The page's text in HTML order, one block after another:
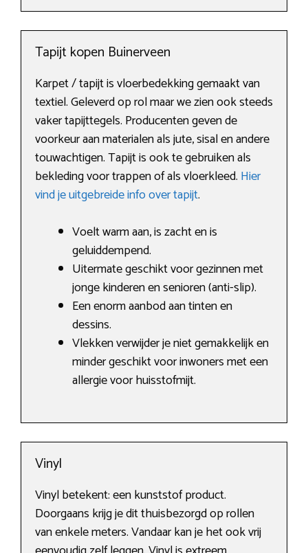
Tapijt kopen Buinerveen
Karpet / tapijt is vloerbedekking gemaakt van
textiel. Geleverd op rol maar we zien ook steeds
vaker tapijttegels. Producenten geven de
voorkeur aan materialen als jute, sisal en andere
touwachtigen. Tapijt is ook te gebruiken als
bekleding voor trappen of als vloerkleed. Hier
vind je uitgebreide info over tapijt.
Voelt warm aan, is zacht en is
geluiddempend.
Uitermate geschikt voor gezinnen met
jonge kinderen en senioren (anti-slip).
Een enorm aanbod aan tinten en
dessins.
Vlekken verwijder je niet gemakkelijk en
minder geschikt voor inwoners met een
allergie voor huisstofmijt.
Vinyl
Vinyl betekent: een kunststof product.
Doorgaans krijg je dit thuisbezorgd op rollen
van enkele meters. Vandaar kan je het ook vrij